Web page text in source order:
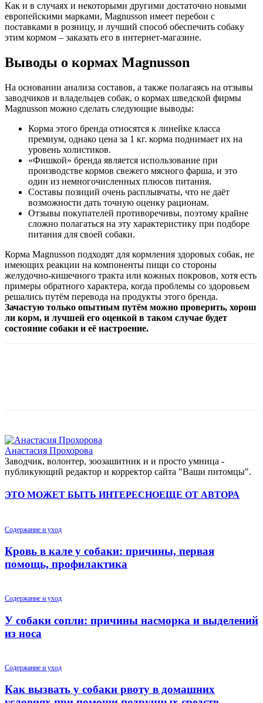
Как и в случаях и некоторыми другими достаточно новыми
европейскими марками, Magnusson имеет перебои с
поставками в розницу, и лучший способ обеспечить собаку
этим кормом – заказать его в интернет-магазине.
Выводы о кормах Magnusson
На основании анализа составов, а также полагаясь на отзывы
заводчиков и владельцев собак, о кормах шведской фирмы
Magnusson можно сделать следующие выводы:
Корма этого бренда относятся к линейке класса
премиум, однако цена за 1 кг. корма поднимает их на
уровень холистиков.
«Фишкой» бренда является использование при
производстве кормов свежего мясного фарша, и это
один из немногочисленных плюсов питания.
Составы позиций очень расплывчаты, что не даёт
возможности дать точную оценку рационам.
Отзывы покупателей противоречивы, поэтому крайне
сложно полагаться на эту характеристику при подборе
питания для своей собаки.
Корма Magnusson подходят для кормления здоровых собак, не
имеющих реакции на компоненты пищи со стороны
желудочно-кишечного тракта или кожных покровов, хотя есть
примеры обратного характера, когда проблемы со здоровьем
решались путём перевода на продукты этого бренда.
Зачастую только опытным путём можно проверить, хорош
ли корм, и лучшей его оценкой в таком случае будет
состояние собаки и её настроение.
Анастасия Прохорова
Заводчик, волонтер, зоозашитник и и просто умница -
публикующий редактор и корректор сайта "Ваши питомцы".
ЭТО МОЖЕТ БЫТЬ ИНТЕРЕСНОЕЩЕ ОТ АВТОРА
Содержание и уход
Кровь в кале у собаки: причины, первая
помощь, профилактика
Содержание и уход
У собаки сопли: причины насморка и выделений
из носа
Содержание и уход
Как вызвать у собаки рвоту в домашних